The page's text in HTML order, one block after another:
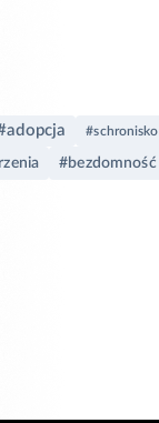
#schronisko
#bezdomność